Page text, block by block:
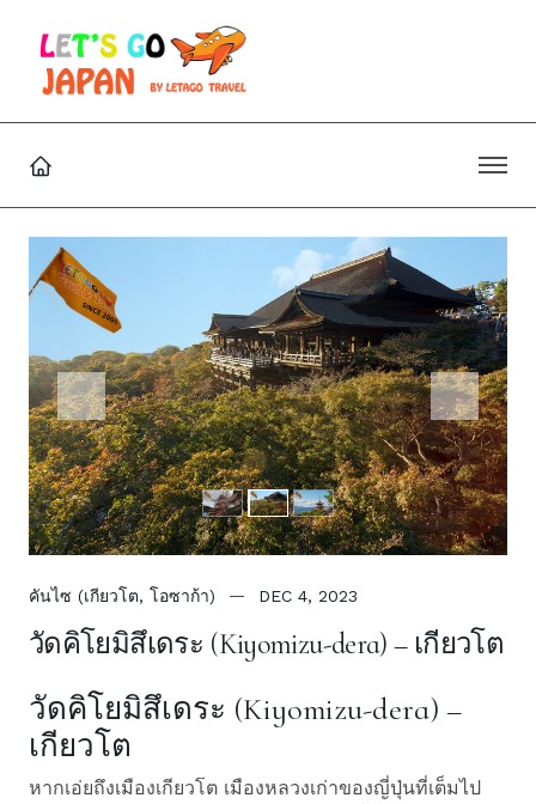
คันไซ (เกียวโต, โอซาก้า) DEC 4, 2023
วัดคิโยมิสึเดระ (Kiyomizu-dera) – เกียวโต
วัดคิโยมิสึเดระ (Kiyomizu-dera) –
เกียวโต
หากเอ่ยถึงเมืองเกียวโต เมืองหลวงเก่าของญี่ปุ่นที่เต็มไป